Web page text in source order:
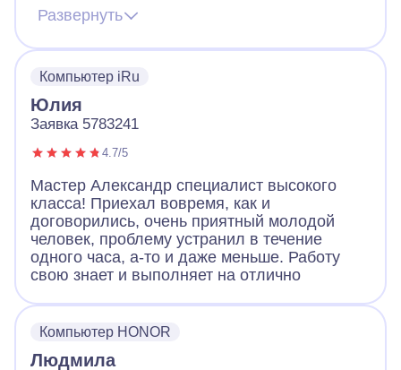
долго жить. Алексей подобрал оптимильную
по цене замену и сам заказал, после чего
приехал специально, чтобы установить.
Развернуть
Компьютер iRu
Юлия
Заявка 5783241
4.7/5
Мастер Александр специалист высокого
класса! Приехал вовремя, как и
договорились, очень приятный молодой
человек, проблему устранил в течение
одного часа, а-то и даже меньше. Работу
свою знает и выполняет на отлично
Компьютер HONOR
Людмила